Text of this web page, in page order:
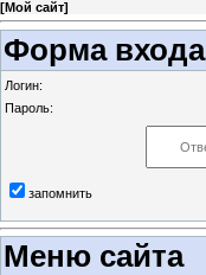
[Мой сайт]
Форма входа
Логин:
Пароль:
запомнить
Меню сайта